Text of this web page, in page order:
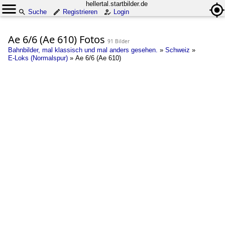
hellertal.startbilder.de
Suche
Registrieren Login
Ae 6/6 (Ae 610) Fotos 91 Bilder
Bahnbilder, mal klassisch und mal anders gesehen. » Schweiz »
E-Loks (Normalspur) » Ae 6/6 (Ae 610)